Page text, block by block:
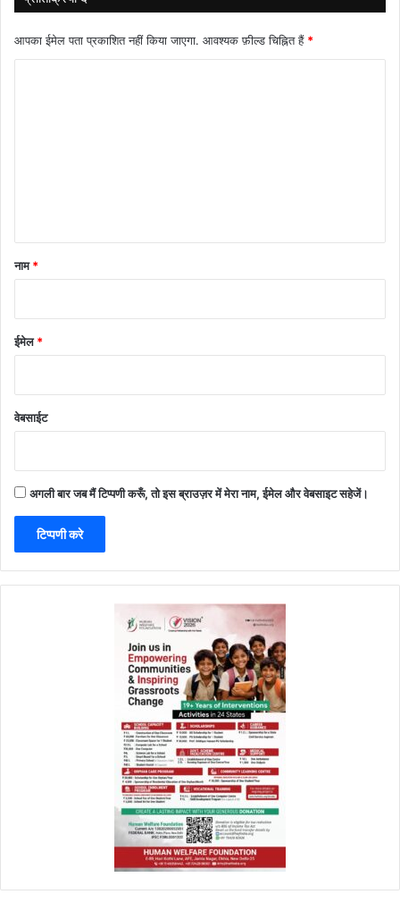
आपका ईमेल पता प्रकाशित नहीं किया जाएगा. आवश्यक फ़ील्ड चिह्नित हैं *
नाम*
ईमेल*
वेबसाईट
अगली बार जब मैं टिप्पणी करूँ, तो इस ब्राउज़र में मेरा नाम, ईमेल और वेबसाइट सहेजें।